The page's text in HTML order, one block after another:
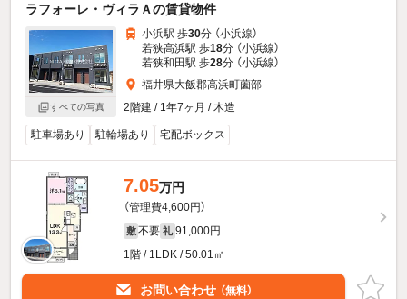
ラフォーレ・ヴィラＡの賃貸物件
すべての写真
小浜駅 歩30分 （小浜線）
若狭高浜駅 歩18分 （小浜線）
若狭和田駅 歩28分 （小浜線）
福井県大飯郡高浜町薗部
2階建 / 1年7ヶ月 / 木造
駐車場あり 駐輪場あり 宅配ボックス
7.05万円
（管理費4,600円）
敷 不要 礼 91,000円
1階 / 1LDK / 50.01㎡
お問い合わせ （無料）